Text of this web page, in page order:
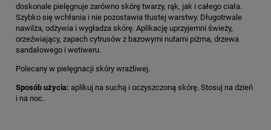
doskonale pielęgnuje zarówno skórę twarzy, rąk, jak i całego ciała.
Szybko się wchłania i nie pozostawia tłustej warstwy. Długotrwale
nawilża, odżywia i wygładza skórę. Aplikację uprzyjemni świeży,
orzeźwiający, zapach cytrusów z bazowymi nutami piżma, drzewa
sandałowego i wetiweru.
Polecany w pielęgnacji skóry wrażliwej.
Sposób użycia: aplikuj na suchą i oczyszczoną skórę. Stosuj na dzień
i na noc.